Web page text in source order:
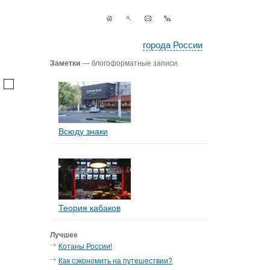
города России
Заметки — блогоформатные записи.
Всюду знаки
Теория кабаков
Лучшее
Котаны России!
Как сэкономить на путешествии?